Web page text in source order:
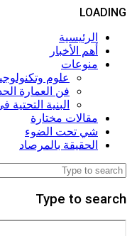
LOADING
الرئيسية
أهم الأخبار
منوعات
علوم
فن العمارة
البنية التحتية
مقالات مختارة
شي تحت الضوء
الحقيقة بالمرصاد
Type to search